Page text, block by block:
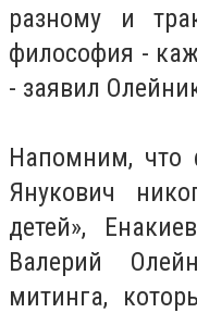
разному и
философия -
- заявил
Напомним, что
Янукович
детей»,
Валерий
митинга,